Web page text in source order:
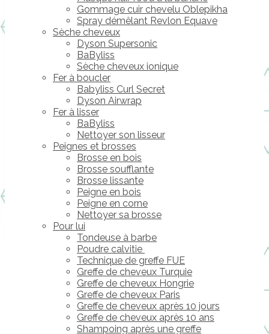
Gommage cuir chevelu Oblepikha
Spray démêlant Revlon Equave
Sèche cheveux
Dyson Supersonic
BaByliss
Sèche cheveux ionique
Fer à boucler
Babyliss Curl Secret
Dyson Airwrap
Fer à lisser
BaByliss
Nettoyer son lisseur
Peignes et brosses
Brosse en bois
Brosse soufflante
Brosse lissante
Peigne en bois
Peigne en corne
Nettoyer sa brosse
Pour lui
Tondeuse à barbe
Poudre calvitie
Technique de greffe FUE
Greffe de cheveux Turquie
Greffe de cheveux Hongrie
Greffe de cheveux Paris
Greffe de cheveux après 10 jours
Greffe de cheveux après 10 ans
Shampoing après une greffe